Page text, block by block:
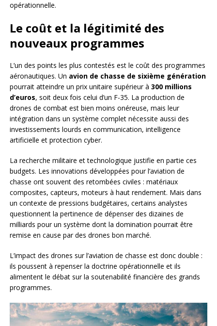
opérationnelle.
Le coût et la légitimité des
nouveaux programmes
L’un des points les plus contestés est le coût des programmes
aéronautiques. Un avion de chasse de sixième génération
pourrait atteindre un prix unitaire supérieur à 300 millions
d’euros, soit deux fois celui d’un F-35. La production de
drones de combat est bien moins onéreuse, mais leur
intégration dans un système complet nécessite aussi des
investissements lourds en communication, intelligence
artificielle et protection cyber.
La recherche militaire et technologique justifie en partie ces
budgets. Les innovations développées pour l’aviation de
chasse ont souvent des retombées civiles : matériaux
composites, capteurs, moteurs à haut rendement. Mais dans
un contexte de pressions budgétaires, certains analystes
questionnent la pertinence de dépenser des dizaines de
milliards pour un système dont la domination pourrait être
remise en cause par des drones bon marché.
L’impact des drones sur l’aviation de chasse est donc double :
ils poussent à repenser la doctrine opérationnelle et ils
alimentent le débat sur la soutenabilité financière des grands
programmes.